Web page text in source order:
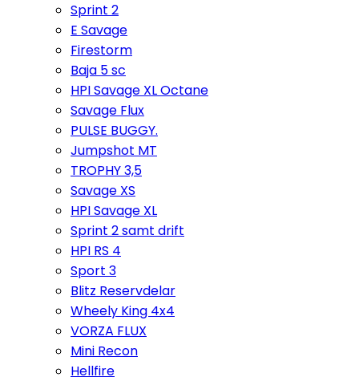
Sprint 2
E Savage
Firestorm
Baja 5 sc
HPI Savage XL Octane
Savage Flux
PULSE BUGGY.
Jumpshot MT
TROPHY 3,5
Savage XS
HPI Savage XL
Sprint 2 samt drift
HPI RS 4
Sport 3
Blitz Reservdelar
Wheely King 4x4
VORZA FLUX
Mini Recon
Hellfire